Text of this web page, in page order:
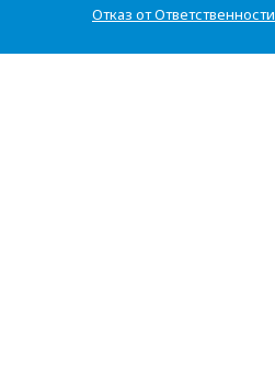
Отказ от Ответственности